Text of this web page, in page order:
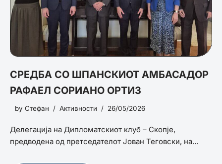
СРЕДБА СО ШПАНСКИОТ АМБАСАДОР
РАФАЕЛ СОРИАНО ОРТИЗ
by Стефан Активности 26/05/2026
Делегација на Дипломатскиот клуб – Скопје,
предводена од претседателот Јован Теговски, на…